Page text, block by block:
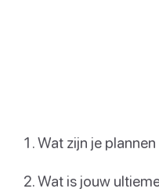
Wat zijn je
Wat is jouw